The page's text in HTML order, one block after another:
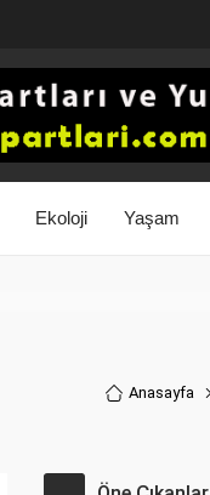
Ekoloji Yaşam
Anasayfa